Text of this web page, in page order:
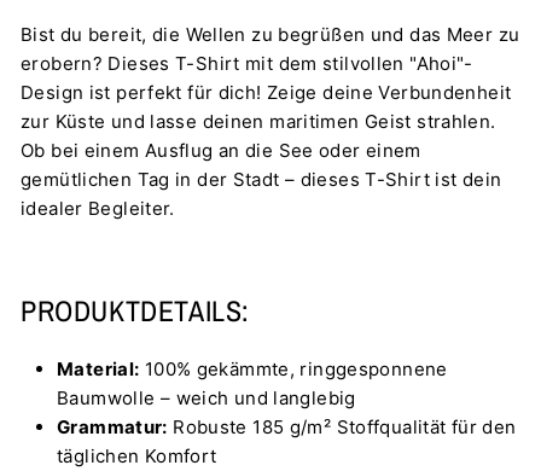
Bist du bereit, die Wellen zu begrüßen und das Meer zu
erobern? Dieses T-Shirt mit dem stilvollen "Ahoi"-
Design ist perfekt für dich! Zeige deine Verbundenheit
zur Küste und lasse deinen maritimen Geist strahlen.
Ob bei einem Ausflug an die See oder einem
gemütlichen Tag in der Stadt – dieses T-Shirt ist dein
idealer Begleiter.
PRODUKTDETAILS:
Material: 100% gekämmte, ringgesponnene
Baumwolle – weich und langlebig
Grammatur: Robuste 185 g/m² Stoffqualität für den
täglichen Komfort